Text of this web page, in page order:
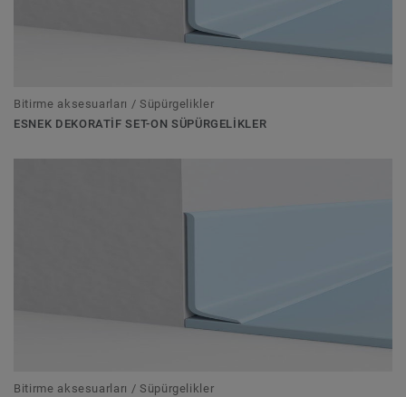
Bitirme aksesuarları / Süpürgelikler
ESNEK DEKORATIF SET-ON SÜPÜRGELIKLER
Bitirme aksesuarları / Süpürgelikler